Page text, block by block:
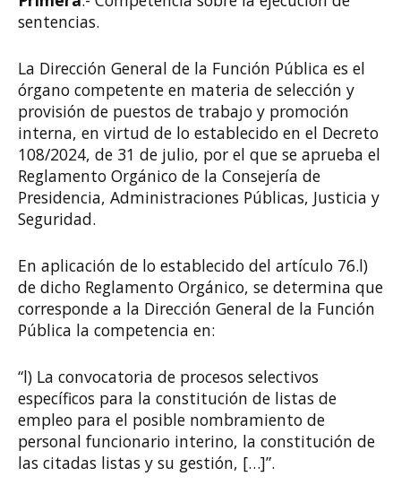
sentencias.
La Dirección General de la Función Pública es el
órgano competente en materia de selección y
provisión de puestos de trabajo y promoción
interna, en virtud de lo establecido en el Decreto
108/2024, de 31 de julio, por el que se aprueba el
Reglamento Orgánico de la Consejería de
Presidencia, Administraciones Públicas, Justicia y
Seguridad.
En aplicación de lo establecido del artículo 76.l)
de dicho Reglamento Orgánico, se determina que
corresponde a la Dirección General de la Función
Pública la competencia en:
“l) La convocatoria de procesos selectivos
específicos para la constitución de listas de
empleo para el posible nombramiento de
personal funcionario interino, la constitución de
las citadas listas y su gestión, […]”.